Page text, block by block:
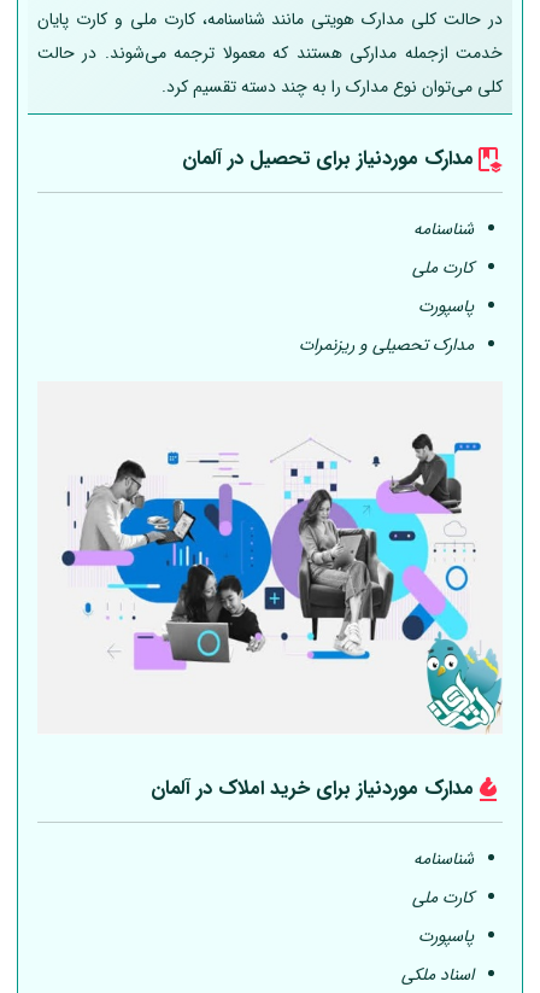
در حالت کلی مدارک هویتی مانند شناسنامه، کارت ملی و کارت پایان
خدمت ازجمله مدارکی هستند که معمولا ترجمه می‌شوند. در حالت
کلی می‌توان نوع مدارک را به چند دسته تقسیم کرد.
مدارک موردنیاز برای تحصیل درآلمان
شناسنامه
کارت ملی
پاسپورت
مدارک تحصیلی و ریزنمرات
مدارک موردنیاز برای خرید املاک درآلمان
شناسنامه
کارت ملی
پاسپورت
اسناد ملکی